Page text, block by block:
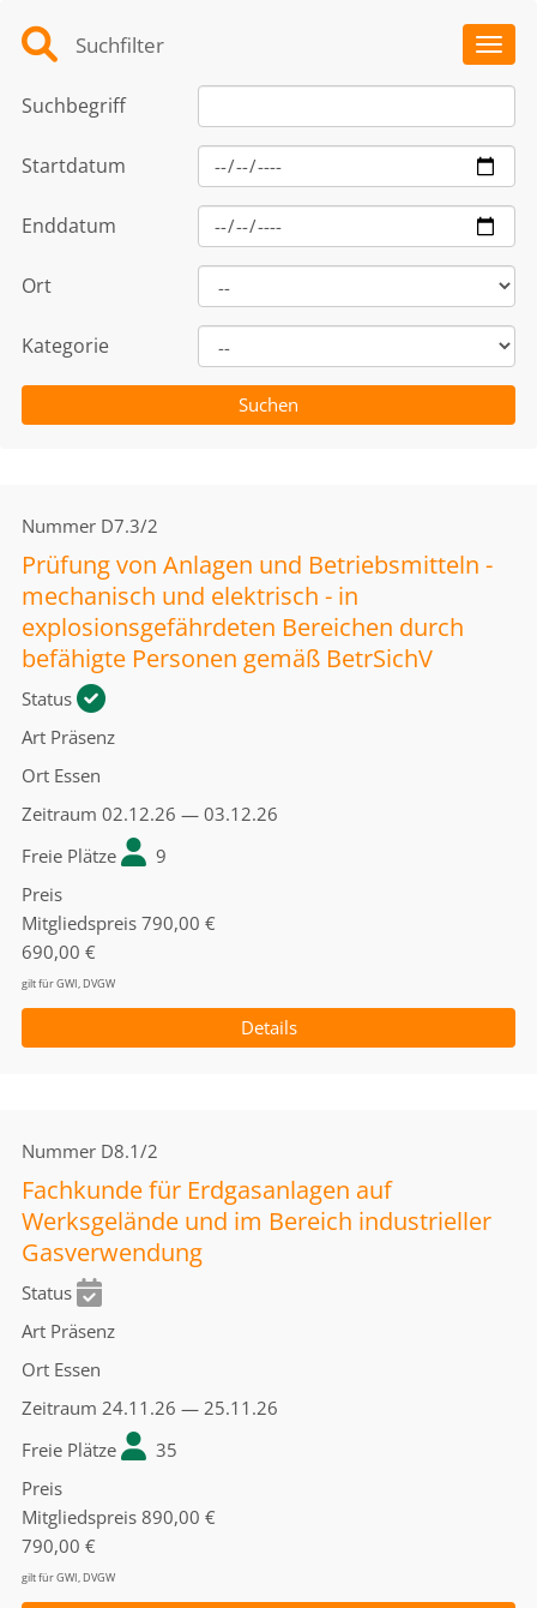
Suchfilter
Suchbegriff
Startdatum
Enddatum
Ort
Kategorie
Nummer D7.3/2
Prüfung von Anlagen und Betriebsmitteln -
mechanisch und elektrisch - in
explosionsgefährdeten Bereichen durch
befähigte Personen gemäß BetrSichV
Status
Art Präsenz
Ort Essen
Zeitraum 02.12.26 — 03.12.26
Freie Plätze
9
Preis
Mitgliedspreis 790,00 €
690,00 €
gilt für GWI, DVGW
Details
Nummer D8.1/2
Fachkunde für Erdgasanlagen auf
Werksgelände und im Bereich industrieller
Gasverwendung
Status
Art Präsenz
Ort Essen
Zeitraum 24.11.26 — 25.11.26
Freie Plätze
35
Preis
Mitgliedspreis 890,00 €
790,00 €
gilt für GWI, DVGW